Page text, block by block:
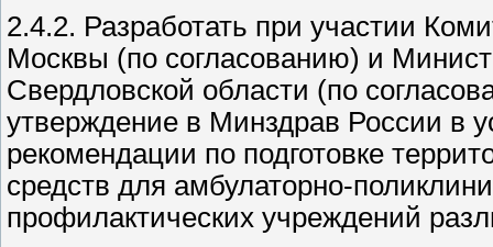
2.4.2. Разработать при участии
Москвы (по согласованию) и
Свердловской области (по
утверждение в Минздрав России в
рекомендации по подготовке
средств для амбулаторно-
профилактических учреждений